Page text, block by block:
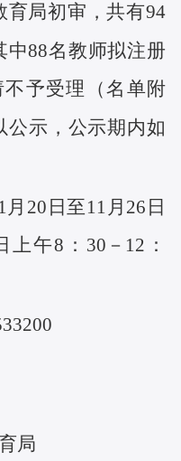
育局初审，共有94
中88名教师拟注册
予受理（名单附
公示，公示期内如
20日至11月26日
上午8：30－12：
局